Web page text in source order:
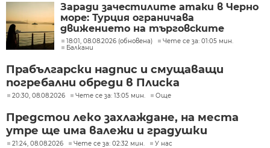
Заради зачестилите атаки в Черно
море: Турция ограничава
движението на търговските
кораби
18:01, 08.08.2026 (обновена)
Чете се за: 01:05 мин.
Балкани
Прабългарски надпис и смущаващи
погребални обреди в Плиска
20:30, 08.08.2026 Чете се за: 13:05 мин. Още
Предстои леко захлаждане, на места
утре ще има валежи и градушки
21:24, 08.08.2026 Чете се за: 02:32 мин. У нас